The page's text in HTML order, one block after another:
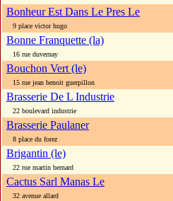
Bonheur Est Dans Le Pres Le
9 place victor hugo
Bonne Franquette (la)
16 rue duvernay
Bouchon Vert (le)
15 rue jean benoit guerpillon
Brasserie De L Industrie
22 boulevard industrie
Brasserie Paulaner
8 place du forez
Brigantin (le)
22 rue martin bernard
Cactus Sarl Manas Le
32 avenue allard